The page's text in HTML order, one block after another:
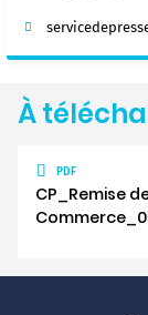
À
PDF
CP_Remise